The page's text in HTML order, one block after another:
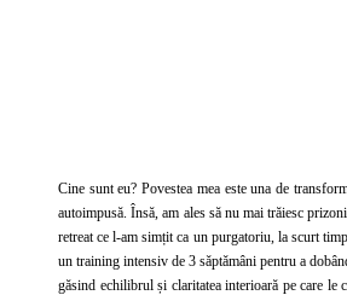
Cine sunt eu? Povestea mea este una de transformare
autoimpusă. Însă, am ales să nu mai trăiesc prizonieră în propriile mele
retreat ce l-am simțit ca un purgatoriu, la scurt timp am ales să plec singură în
un training intensiv de 3 sǎptǎmâni pentru a
găsind echilibrul și claritatea interioară pe care le căutam. Reîntoarsǎ în țarǎ, am stat singurǎ 10 zile în întuneric în cadrul unui retreat organizat și după 15 ani de activitate într-un alt domeniu, am făcut pasul curajos de a mă reprofila și de